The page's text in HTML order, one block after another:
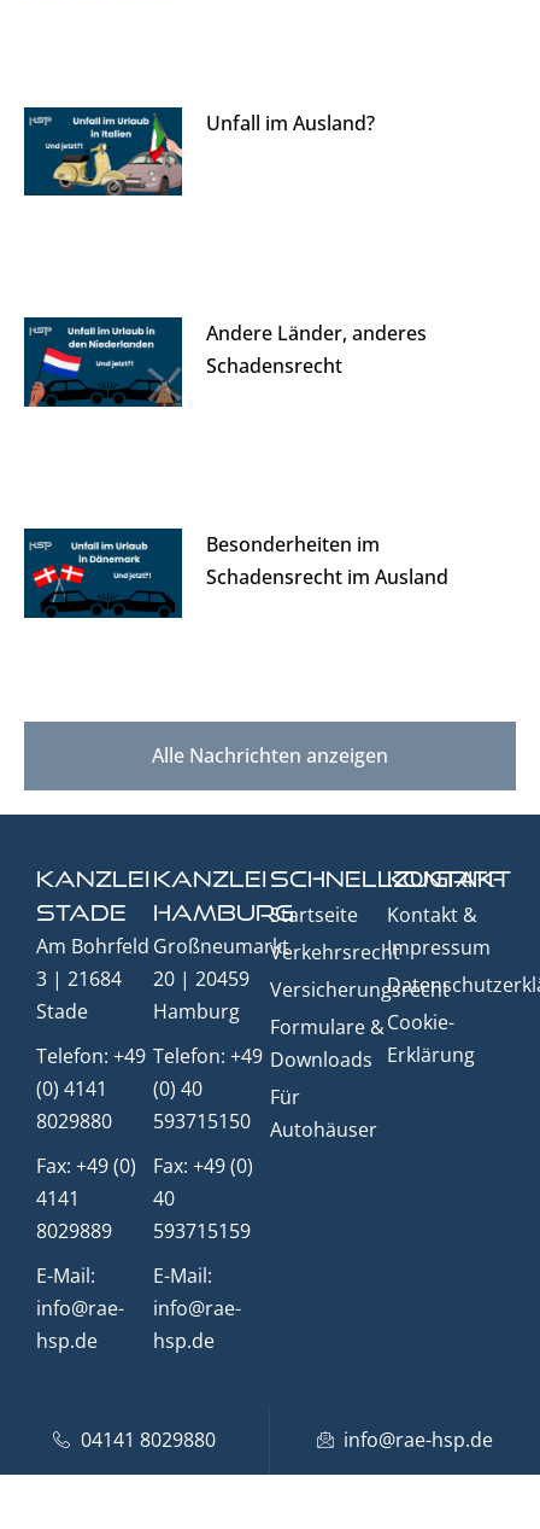
Unfall im Ausland?
Andere Länder, anderes
Schadensrecht
Besonderheiten im
Schadensrecht im Ausland
Alle Nachrichten anzeigen
Kanzlei
Stade
Am Bohrfeld
3 | 21684
Stade
Telefon: +49
(0) 4141
8029880
Fax: +49 (0)
4141
8029889
E-Mail:
info@rae-
hsp.de
Kanzlei
Hamburg
Großneumarkt
20 | 20459
Hamburg
Telefon: +49
(0) 40
593715150
Fax: +49 (0)
40
593715159
E-Mail:
info@rae-
hsp.de
Schnellzugriff
Startseite
Verkehrsrecht
Versicherungsrecht
Formulare &
Downloads
Für
Autohäuser
Kontakt
Kontakt &
Impressum
Cookie-
Erklärung
04141 8029880 info@rae-hsp.de